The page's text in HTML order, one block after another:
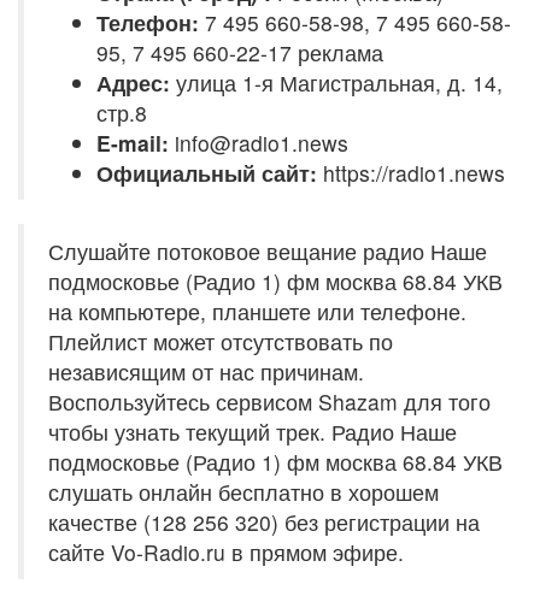
Телефон: 7 495 660-58-98, 7 495 660-58-
95, 7 495 660-22-17 реклама
Адрес: улица 1-я Магистральная, д. 14,
стр.8
E-mail: info@radio1.news
Официальный сайт: https://radio1.news
Слушайте потоковое вещание радио Наше
подмосковье (Радио 1) фм москва 68.84 УКВ
на компьютере, планшете или телефоне.
Плейлист может отсутствовать по
независящим от нас причинам.
Воспользуйтесь сервисом Shazam для того
чтобы узнать текущий трек. Радио Наше
подмосковье (Радио 1) фм москва 68.84 УКВ
слушать онлайн бесплатно в хорошем
качестве (128 256 320) без регистрации на
сайте Vo-Radio.ru в прямом эфире.